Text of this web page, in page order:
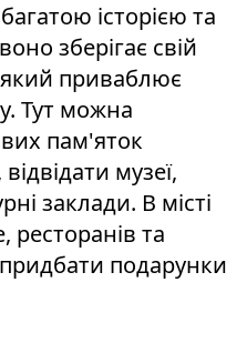
історією та
зберігає свій
приваблює
Тут можна
пам'яток
відвідати музеї,
заклади. В місті
ресторанів та
подарунки